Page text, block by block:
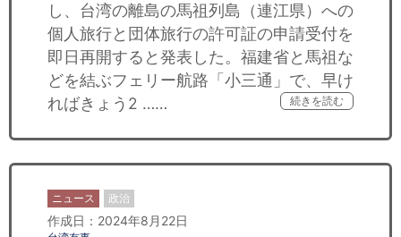
し、台湾の離島の馬祖列島（連江県）への
個人旅行と団体旅行の許可証の申請受付を
即日再開すると発表した。福建省と馬祖な
どを結ぶフェリー航路「小三通」で、早け
ればきょう2 ……
続きを読む
ニュース 政治
作成日：2024年8月22日